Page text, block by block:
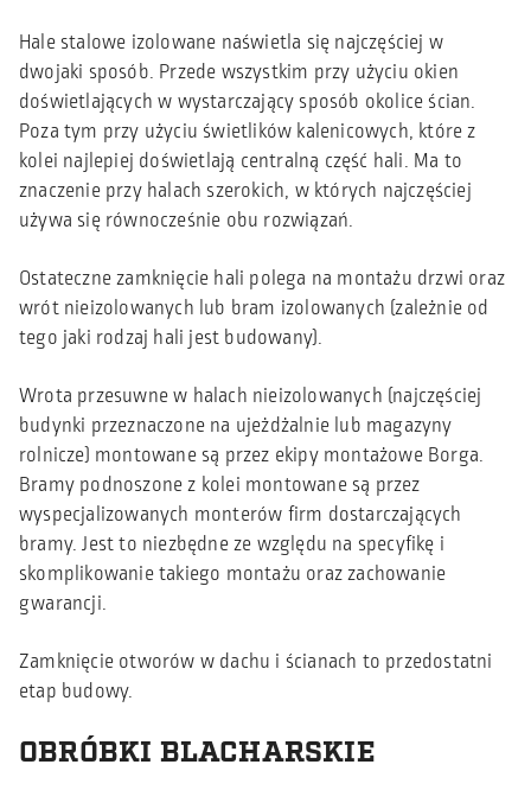
Hale stalowe izolowane naświetla się najczęściej w
dwojaki sposób. Przede wszystkim przy użyciu okien
doświetlających w wystarczający sposób okolice ścian.
Poza tym przy użyciu świetlików kalenicowych, które z
kolei najlepiej doświetlają centralną część hali. Ma to
znaczenie przy halach szerokich, w których najczęściej
używa się równocześnie obu rozwiązań.
Ostateczne zamknięcie hali polega na montażu drzwi oraz
wrót nieizolowanych lub bram izolowanych (zależnie od
tego jaki rodzaj hali jest budowany).
Wrota przesuwne w halach nieizolowanych (najczęściej
budynki przeznaczone na ujeżdżalnie lub magazyny
rolnicze) montowane są przez ekipy montażowe Borga.
Bramy podnoszone z kolei montowane są przez
wyspecjalizowanych monterów firm dostarczających
bramy. Jest to niezbędne ze względu na specyfikę i
skomplikowanie takiego montażu oraz zachowanie
gwarancji.
Zamknięcie otworów w dachu i ścianach to przedostatni
etap budowy.
OBRÓBKI BLACHARSKIE